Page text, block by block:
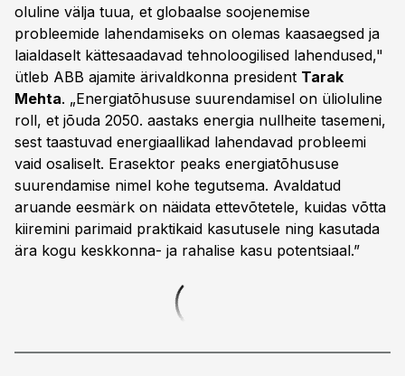
oluline välja tuua, et globaalse soojenemise
probleemide lahendamiseks on olemas kaasaegsed ja
laialdaselt kättesaadavad tehnoloogilised lahendused,"
ütleb ABB ajamite ärivaldkonna president Tarak
Mehta. „Energiatõhususe suurendamisel on ülioluline
roll, et jõuda 2050. aastaks energia nullheite tasemeni,
sest taastuvad energiaallikad lahendavad probleemi
vaid osaliselt. Erasektor peaks energiatõhususe
suurendamise nimel kohe tegutsema. Avaldatud
aruande eesmärk on näidata ettevõtetele, kuidas võtta
kiiremini parimaid praktikaid kasutusele ning kasutada
ära kogu keskkonna- ja rahalise kasu potentsiaal.”